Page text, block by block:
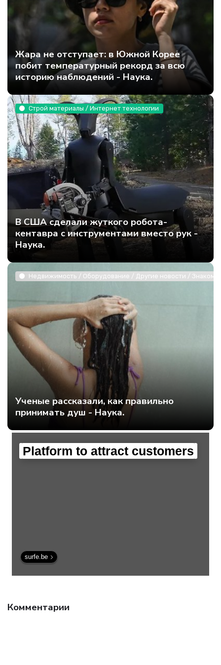
Жара не отступает: в Южной Корее
побит температурный рекорд за всю
историю наблюдений - Наука.
Строй материалы / Интернет технологии
В США сделали жуткого робота-
кентавра с инструментами вместо рук -
Наука.
Недвижимость / Оборудование / Другие новости /
Ученые рассказали, как правильно
принимать душ - Наука.
Platform to attract customers
surfe.be
Комментарии